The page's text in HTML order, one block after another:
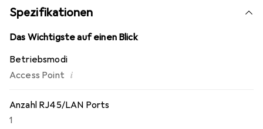
(PoE), was die Installation vereinfacht und Flexibilität bei
der Platzierung ermöglicht. Der U7 Long-Range ist mit
fortschrittlichen Sicherheitsprotokollen wie WPA2 und
gewährleisten. Darüber hinaus unterstützt er Mesh-
Roaming und bietet nahtlose Verbindungen für mobile
moderne Netzwerkanforderungen macht.
Spezifikationen
Das Wichtigste auf einen Blick
Betriebsmodi
Access Point i
Anzahl RJ45/LAN Ports
1